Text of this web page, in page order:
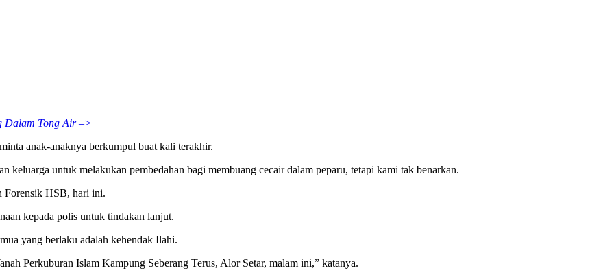
Dalam Tong Air –>
anak-anaknya berkumpul buat kali terakhir.
keluarga untuk melakukan pembedahan bagi membuang cecair dalam peparu, tetapi kami tak benarkan.
Forensik HSB, hari ini.
kepada polis untuk tindakan lanjut.
yang berlaku adalah kehendak Ilahi.
Perkuburan Islam Kampung Seberang Terus, Alor Setar, malam ini,” katanya.